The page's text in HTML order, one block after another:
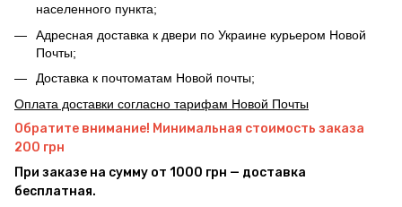
населенного пункта;
Адресная доставка к двери по Украине курьером Новой
Почты;
Доставка к почтоматам Новой почты;
Оплата доставки согласно тарифам Новой Почты
Обратите внимание! Минимальная стоимость заказа
200 грн
При заказе на сумму от 1000 грн — доставка
бесплатная.